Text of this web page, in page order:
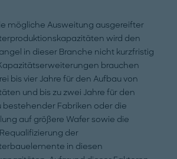
mögliche Ausweitung ausgereifter
wird den
in dieser Branche nicht kurzfristig
brauchen
bis vier Jahre für den Aufbau von
und bis zu zwei Jahre für den
bestehender Fabriken oder die
auf größere Wafer sowie die
der
in diesen